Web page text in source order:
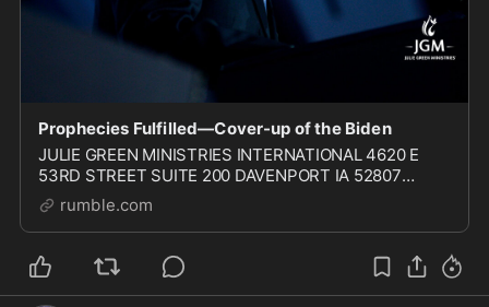
Prophecies Fulfilled—Cover-up of the Biden
JULIE GREEN MINISTRIES INTERNATIONAL 4620 E
53RD STREET SUITE 200 DAVENPORT IA 52807
COPYRIGHT 2024 Julie Green Ministries International
JGMI WEBSITE: https://www.jgminternational.org/ JGM
RUMBLE: htt
rumble.com